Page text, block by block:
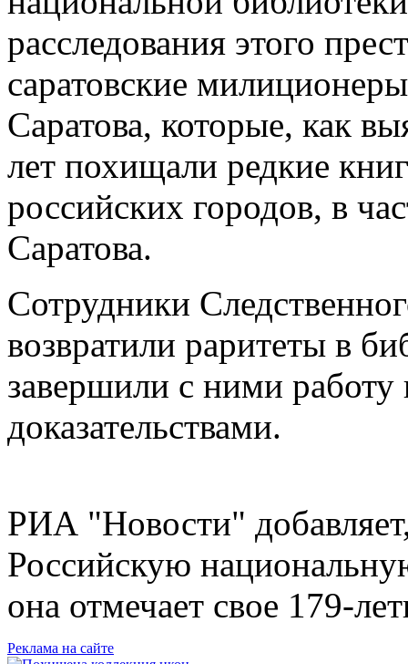
расследования этого
саратовские
Саратова, которые, как
лет похищали редкие
российских городов, в
Саратова.
Сотрудники
возвратили раритеты в
завершили с ними
доказательствами.
РИА "Новости"
Российскую
она отмечает свое 179-
Реклама на сайте